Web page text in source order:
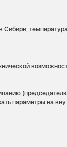
Сибири,
параметры на